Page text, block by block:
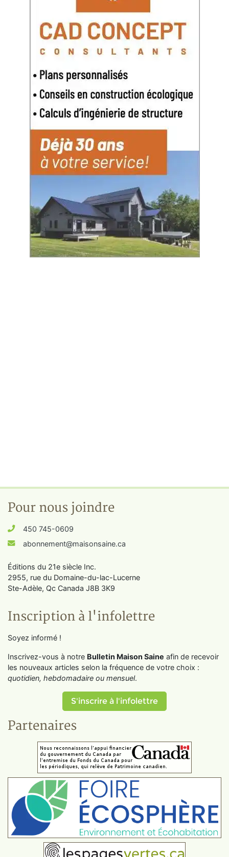
Pour nous joindre
450 745-0609
abonnement@maisonsaine.ca
Éditions du 21e siècle Inc.
2955, rue du Domaine-du-lac-Lucerne
Ste-Adèle, Qc Canada J8B 3K9
Inscription à l'infolettre
Soyez informé !
Inscrivez-vous à notre Bulletin Maison Saine afin de recevoir
les nouveaux articles selon la fréquence de votre choix :
quotidien, hebdomadaire ou mensuel.
S'inscrire à l'infolettre
Partenaires